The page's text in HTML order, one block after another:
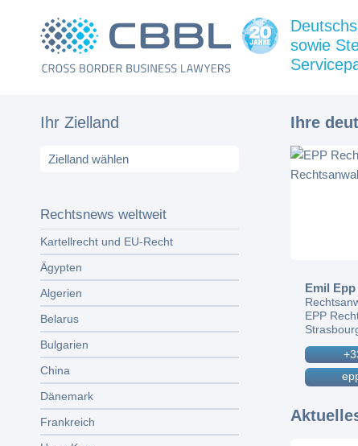
sowie
Ihr Zielland
Rechtsnews weltweit
Kartellrecht und EU-Recht
Ägypten
Algerien
Belarus
Bulgarien
China
Dänemark
Frankreich
Ihre
Emil Epp
EPP